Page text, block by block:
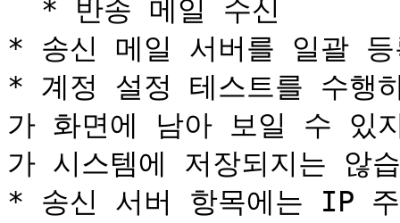
* 송신 메일 서버를 일괄 등
* 계정 설정 테스트를 수행
가 화면에 남아 보일 수 있
가 시스템에 저장되지는 않
* 송신 서버 항목에는 IP